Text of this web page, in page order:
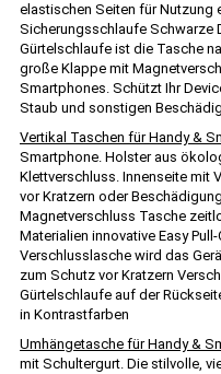
elastischen Seiten für Nutzung
Sicherungsschlaufe Schwarze
Gürtelschlaufe ist die Tasche
große Klappe mit
Smartphones. Schützt Ihr
Staub und sonstigen
Vertikal Taschen für Handy &
Smartphone. Holster aus
Klettverschluss. Innenseite mit
vor Kratzern oder
Magnetverschluss Tasche
Materialien innovative Easy
Verschlusslasche wird das
zum Schutz vor Kratzern
Gürtelschlaufe auf der
in Kontrastfarben
Umhängetasche für Handy &
mit Schultergurt. Die stilvolle,